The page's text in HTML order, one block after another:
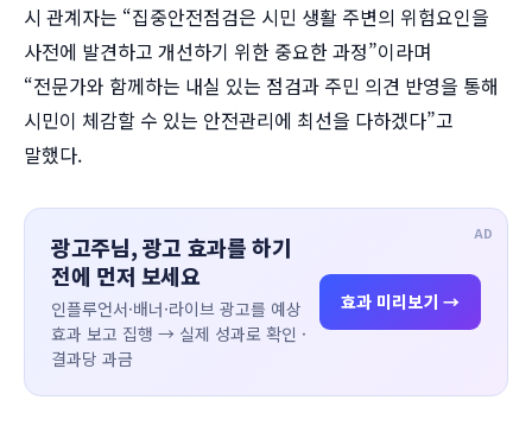
시 관계자는 “집중안전점검은 시민 생활 주변의 위험요인을
사전에 발견하고 개선하기 위한 중요한 과정”이라며
“전문가와 함께하는 내실 있는 점검과 주민 의견 반영을 통해
시민이 체감할 수 있는 안전관리에 최선을 다하겠다”고
말했다.
AD
광고주님, 광고 효과를 하기
전에 먼저 보세요
인플루언서·배너·라이브 광고를 예상
효과 보고 집행 → 실제 성과로 확인 ·
결과당 과금
효과 미리보기 →